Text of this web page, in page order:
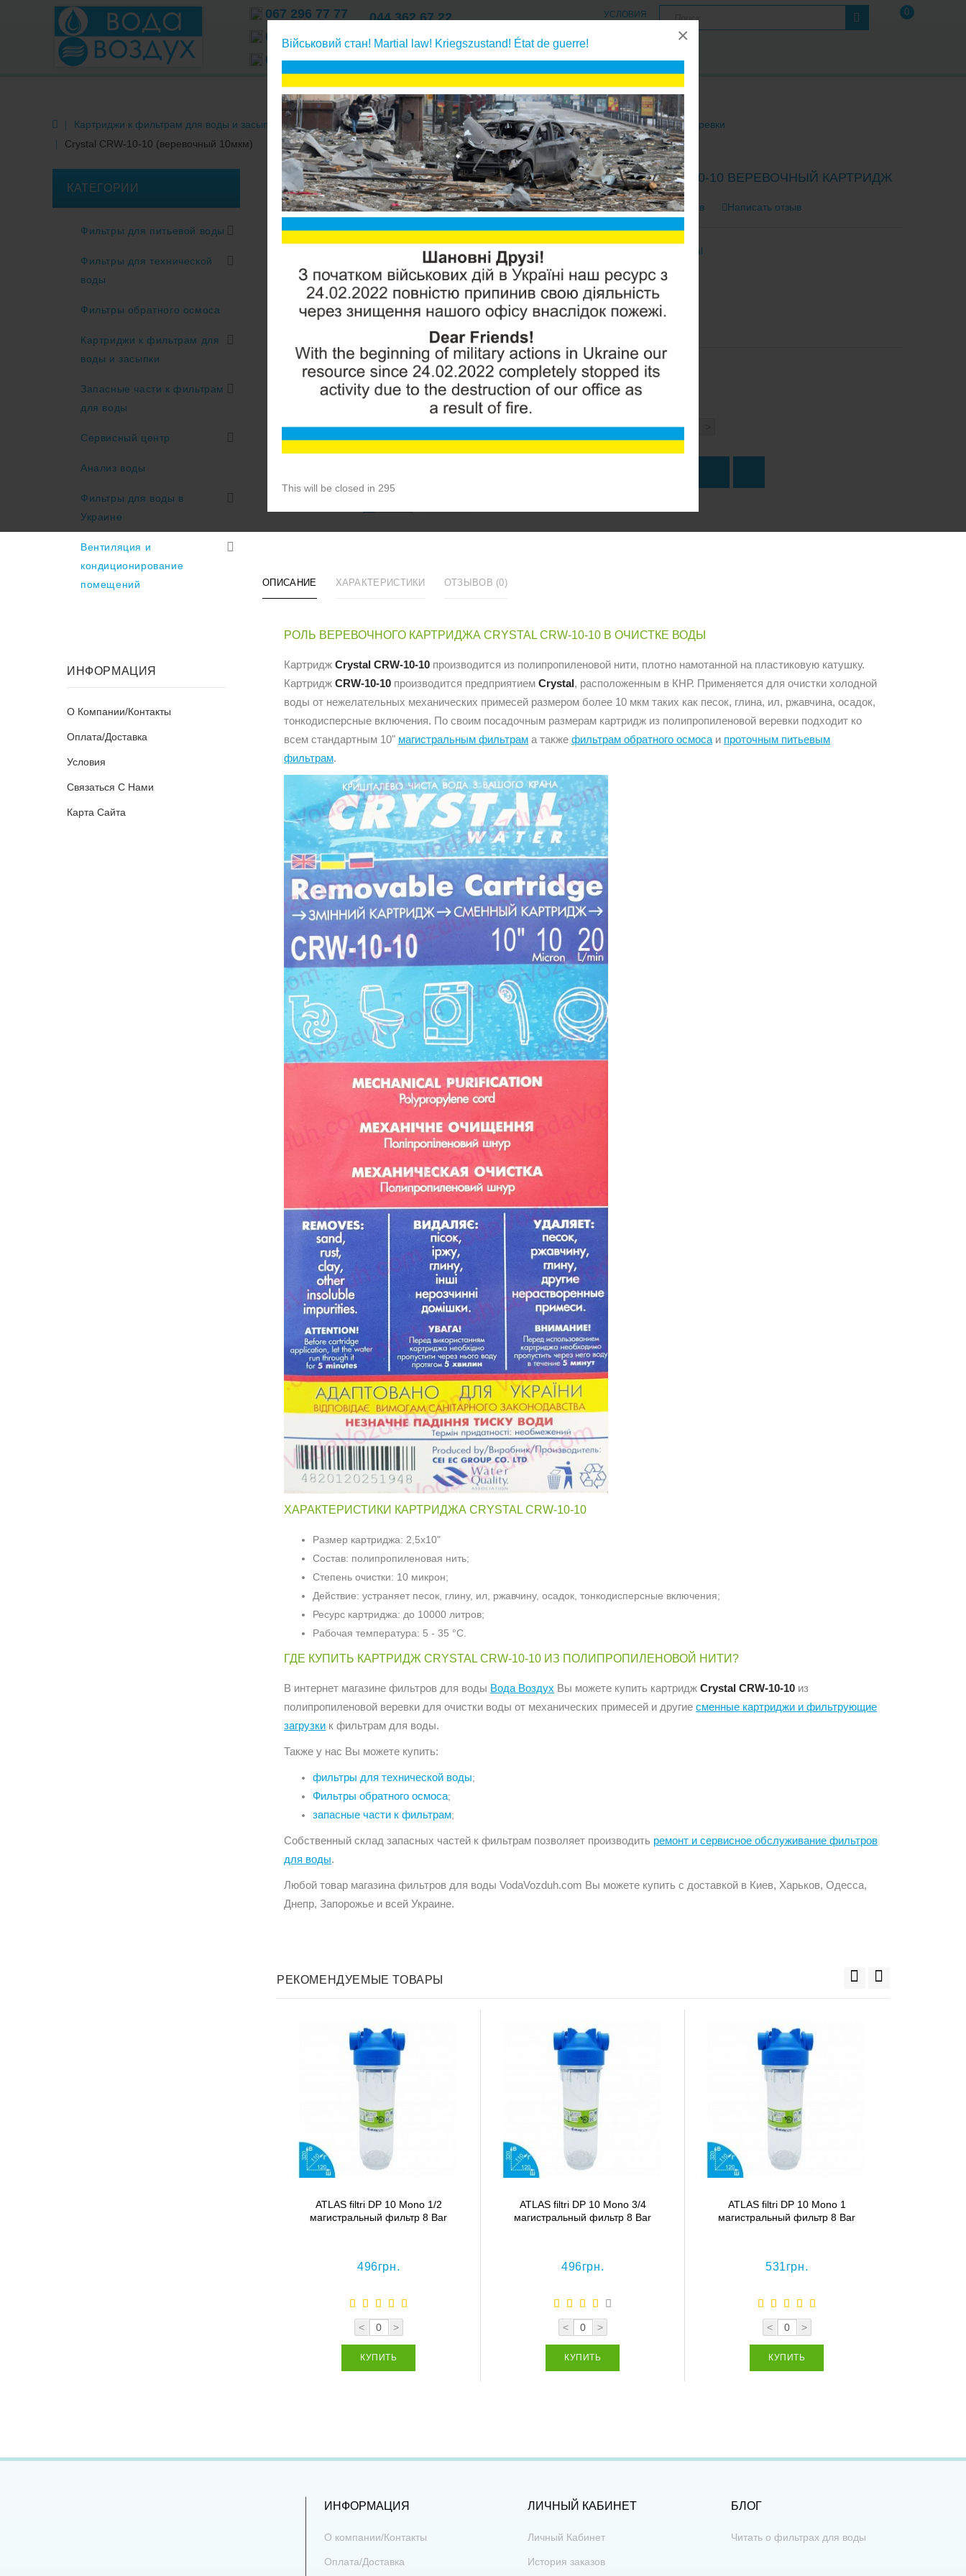
Військовий стан! Martial law! Kriegszustand! État de guerre!
This will be closed in 294
×
О КОМПАНИИ/КОНТАКТЫ
УСЛОВИЯ 0
067 296 77 77
066 296 77 77
063 296 77 77
044 362 67 22
057 762 67 22
Картриджи к фильтрам для воды и засыпки Для обратного осмоса и проточных фильтров
Картриджи из полипропиленовой веревки
Crystal CRW-10-10 (веревочный 10мкм)
КАТЕГОРИИ
Фильтры для питьевой воды
Фильтры для технической
воды
Фильтры обратного осмоса
Картриджи к фильтрам для
воды и засыпки
Запасные части к фильтрам
для воды
Сервисный центр
Анализ воды
Фильтры для воды в
Украине
Вентиляция и
кондиционирование
помещений
ИНФОРМАЦИЯ
О Компании/Контакты
Оплата/Доставка
Условия
Связаться С Нами
Карта Сайта
Увеличить
CRYSTAL CRW-10-10 ВЕРЕВОЧНЫЙ КАРТРИДЖ
0 отзывов Написать отзыв
Crystal
Модель:CRW-10-10
Наличие:2-3 Дня
54грн.
Количество <
ОПИСАНИЕ ХАРАКТЕРИСТИКИ ОТЗЫВОВ (0)
РОЛЬ ВЕРЕВОЧНОГО КАРТРИДЖА CRYSTAL CRW-10-10 В ОЧИСТКЕ ВОДЫ
КартриджCrystal CRW-10-10 производится из полипропиленовой нити, плотно намотанной на пластиковую катушку.
КартриджCRW-10-10 производится предприятиемCrystal, расположенным в КНР. Применяется для очистки холодной
воды от нежелательных механических примесей размером более 10 мкм таких как песок, глина, ил, ржавчина, осадок,
тонкодисперсные включения. По своим посадочным размерам картридж из полипропиленовой веревки подходит ко
всем стандартным 10" магистральным фильтрам а такжефильтрам обратного осмоса и проточным питьевым
фильтрам.
ХАРАКТЕРИСТИКИ КАРТРИДЖА CRYSTAL CRW-10-10
Размер картриджа: 2,5х10"
Состав: полипропиленовая нить;
Степень очистки: 10 микрон;
Действие: устраняет песок, глину, ил, ржавчину, осадок, тонкодисперсные включения;
Ресурс картриджа: до 10000 литров;
Рабочая температура: 5 - 35 °С.
ГДЕ КУПИТЬ КАРТРИДЖ CRYSTAL CRW-10-10 ИЗ ПОЛИПРОПИЛЕНОВОЙ НИТИ?
В интернет магазине фильтров для воды Вода Воздух Вы можете купить картриджCrystal CRW-10-10 из
полипропиленовой веревки для очистки воды от механических примесей и другиесменные картриджи и фильтрующие
загрузки к фильтрам для воды.
Также у нас Вы можете купить:
фильтры для технической воды;
Фильтры обратного осмоса;
запасные части к фильтрам;
Собственный склад запасных частей к фильтрам позволяет производить ремонт и сервисное обслуживание фильтров
для воды.
Любой товар магазина фильтров для воды VodaVozduh.com Вы можете купить с доставкой в Киев, Харьков, Одесса,
Днепр, Запорожье и всей Украине.
РЕКОМЕНДУЕМЫЕ ТОВАРЫ
ATLAS filtri DP 10 Mono 1/2
магистральный фильтр 8 Bar
496грн.
< >
КУПИТЬ
ATLAS filtri DP 10 Mono 3/4
магистральный фильтр 8 Bar
496грн.
< >
КУПИТЬ
ATLAS filtri DP 10 Mono 1
магистральный фильтр 8 Bar
531грн.
< >
КУПИТЬ
ИНФОРМАЦИЯ
О компании/Контакты
Оплата/Доставка
ЛИЧНЫЙ КАБИНЕТ
Личный Кабинет
История заказов
БЛОГ
Читать о фильтрах для воды